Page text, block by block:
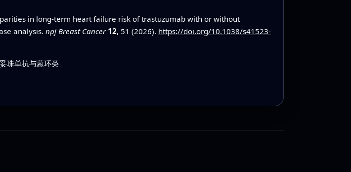
in long-term heart failure risk of trastuzumab with or without
analysis. npj Breast Cancer 12, 51 (2026). https://doi.org/10.1038/s41523-
珠单抗与蒽环类